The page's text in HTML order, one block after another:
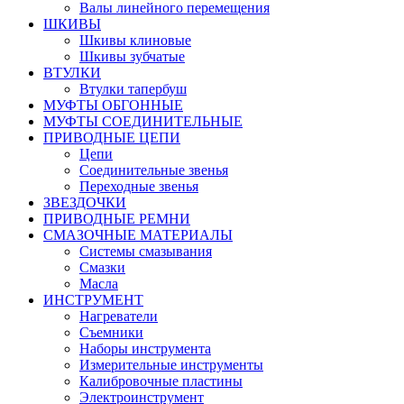
Валы линейного перемещения
ШКИВЫ
Шкивы клиновые
Шкивы зубчатые
ВТУЛКИ
Втулки тапербуш
МУФТЫ ОБГОННЫЕ
МУФТЫ СОЕДИНИТЕЛЬНЫЕ
ПРИВОДНЫЕ ЦЕПИ
Цепи
Соединительные звенья
Переходные звенья
ЗВЕЗДОЧКИ
ПРИВОДНЫЕ РЕМНИ
СМАЗОЧНЫЕ МАТЕРИАЛЫ
Системы смазывания
Смазки
Масла
ИНСТРУМЕНТ
Нагреватели
Съемники
Наборы инструмента
Измерительные инструменты
Калибровочные пластины
Электроинструмент